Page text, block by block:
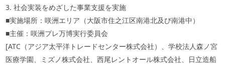
3. 社会実装をめざした事業支援を実施
■実施場所：咲洲エリア（大阪市住之江区南港北及び南港中）
■主催：咲洲プレ万博実行委員会
[ATC（アジア太平洋トレードセンター株式会社）、学校法人森ノ宮
医療学園、ミズノ株式会社、西尾レントオール株式会社、日立造船